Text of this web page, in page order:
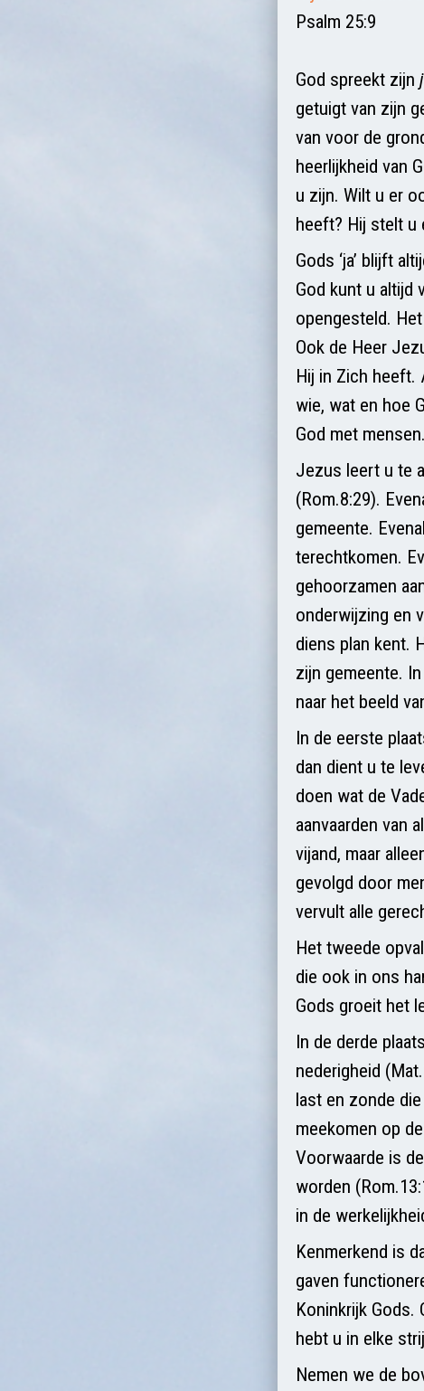
Psalm 25:9
God spreekt zijn
getuigt van zijn
van voor de
heerlijkheid van
u zijn. Wilt u er
heeft? Hij stelt u
Gods ‘ja’ blijft
God kunt u altijd
opengesteld. Het
Ook de Heer
Hij in Zich heeft.
wie, wat en hoe
God met mensen.
Jezus leert u te
(Rom.8:29).
gemeente.
terechtkomen.
gehoorzamen
onderwijzing en
diens plan kent.
zijn gemeente.
naar het beeld
In de eerste
dan dient u te
doen wat de
aanvaarden van
vijand, maar
gevolgd door
vervult alle
Het tweede
die ook in ons
Gods groeit het
In de derde
nederigheid
last en zonde
meekomen op
Voorwaarde is
worden
in de
Kenmerkend is
gaven
Koninkrijk Gods.
hebt u in elke
Nemen we de